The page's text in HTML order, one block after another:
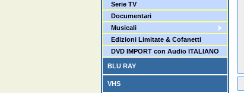
Serie TV
Documentari
Musicali
Edizioni Limitate & Cofanetti
DVD IMPORT con Audio ITALIANO
BLU RAY
VHS